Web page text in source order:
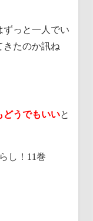
ずっと一人でい
きたのか訊ね
どうでもいいと
し！11巻